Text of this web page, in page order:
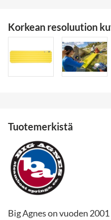
Korkean resoluution
Tuotemerkistä
Big Agnes on vuoden